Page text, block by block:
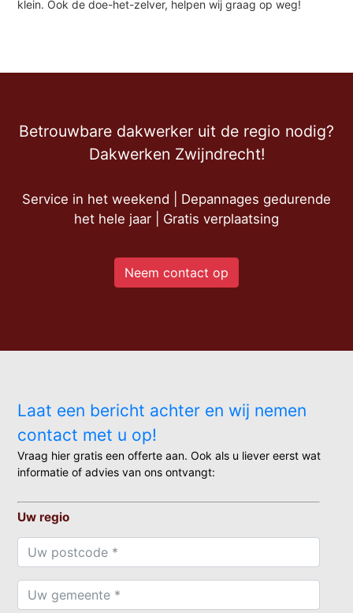
klein. Ook de doe-het-zelver, helpen wij graag op weg!
Betrouwbare dakwerker uit de regio nodig?
Dakwerken Zwijndrecht!
Service in het weekend | Depannages gedurende
het hele jaar | Gratis verplaatsing
Neem contact op
Laat een bericht achter en wij nemen
contact met u op!
Vraag hier gratis een offerte aan. Ook als u liever eerst wat
informatie of advies van ons ontvangt:
Uw regio